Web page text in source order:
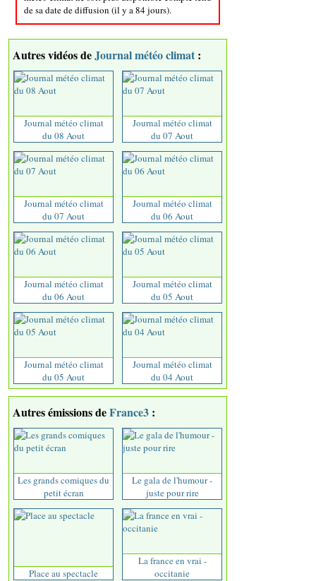
de sa date de diffusion (il y a 84 jours).
Autres vidéos deJournal météo climat :
Journal météo climat
du 08 Aout
Journal météo climat
du 07 Aout
Journal météo climat
du 07 Aout
Journal météo climat
du 06 Aout
Journal météo climat
du 06 Aout
Journal météo climat
du 05 Aout
Journal météo climat
du 05 Aout
Journal météo climat
du 04 Aout
Autres émissions deFrance3 :
Les grands comiques du
petit écran
Le gala de l'humour -
juste pour rire
Place au spectacle
La france en vrai -
occitanie